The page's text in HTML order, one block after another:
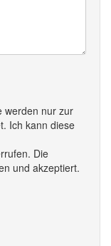
werden nur zur
Ich kann diese
Die
und akzeptiert.